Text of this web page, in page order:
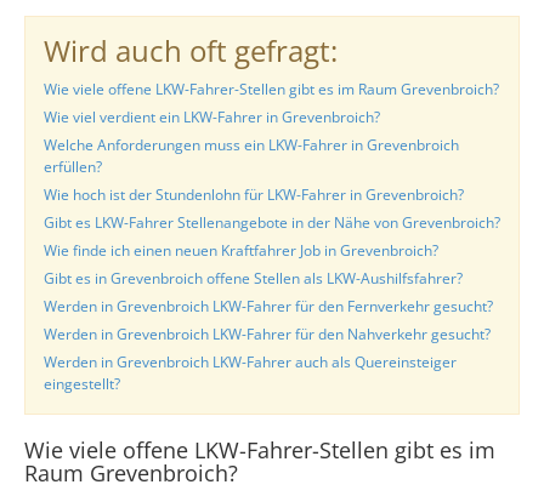
Wird auch oft gefragt:
Wie viele offene LKW-Fahrer-Stellen gibt es im Raum Grevenbroich?
Wie viel verdient ein LKW-Fahrer in Grevenbroich?
Welche Anforderungen muss ein LKW-Fahrer in Grevenbroich
erfüllen?
Wie hoch ist der Stundenlohn für LKW-Fahrer in Grevenbroich?
Gibt es LKW-Fahrer Stellenangebote in der Nähe von Grevenbroich?
Wie finde ich einen neuen Kraftfahrer Job in Grevenbroich?
Gibt es in Grevenbroich offene Stellen als LKW-Aushilfsfahrer?
Werden in Grevenbroich LKW-Fahrer für den Fernverkehr gesucht?
Werden in Grevenbroich LKW-Fahrer für den Nahverkehr gesucht?
Werden in Grevenbroich LKW-Fahrer auch als Quereinsteiger
eingestellt?
Wie viele offene LKW-Fahrer-Stellen gibt es im
Raum Grevenbroich?